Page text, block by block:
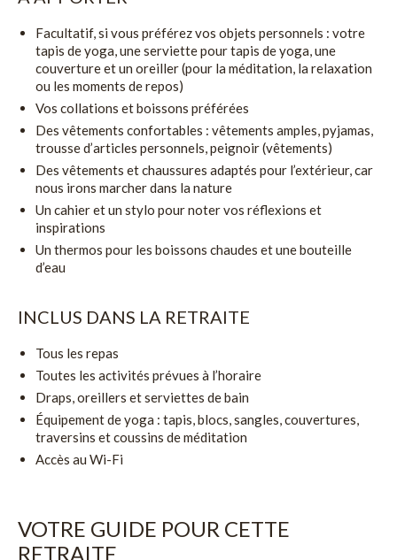
Facultatif, si vous préférez vos objets personnels : votre
tapis de yoga, une serviette pour tapis de yoga, une
couverture et un oreiller (pour la méditation, la relaxation
ou les moments de repos)
Vos collations et boissons préférées
Des vêtements confortables : vêtements amples, pyjamas,
trousse d’articles personnels, peignoir (vêtements)
Des vêtements et chaussures adaptés pour l’extérieur, car
nous irons marcher dans la nature
Un cahier et un stylo pour noter vos réflexions et
inspirations
Un thermos pour les boissons chaudes et une bouteille
d’eau
INCLUS DANS LA RETRAITE
Tous les repas
Toutes les activités prévues à l’horaire
Draps, oreillers et serviettes de bain
Équipement de yoga : tapis, blocs, sangles, couvertures,
traversins et coussins de méditation
Accès au Wi-Fi
VOTRE GUIDE POUR CETTE
RETRAITE